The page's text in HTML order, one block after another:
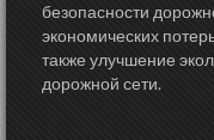
безопасности
экономических
также улучшение
дорожной сети.